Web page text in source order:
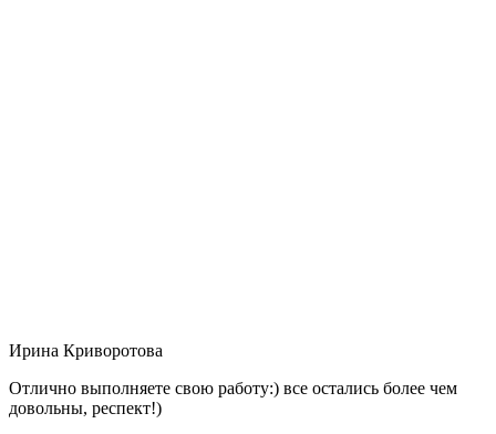
Ирина Криворотова
Отлично выполняете свою работу:) все остались более чем
довольны, респект!)